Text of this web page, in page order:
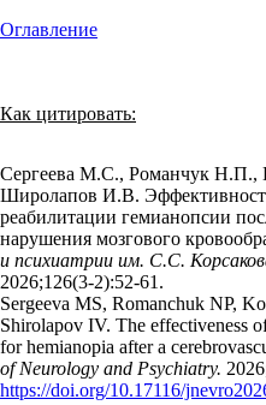
Оглавление
Как цитировать:
Сергеева М.С., Романчук
Широлапов И.В.
реабилитации гемианопсии
нарушения мозгового
и психиатрии им. С.С.
2026;126(3‑2):52‑61.
Sergeeva MS, Romanchuk NP,
Shirolapov IV. The effectiveness
for hemianopia after a
of Neurology and Psychiatry.
https://doi.org/10.17116/